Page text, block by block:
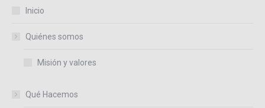
Inicio
Quiénes somos
Misión y valores
Qué Hacemos